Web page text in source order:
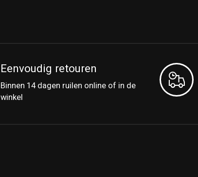
Eenvoudig retouren
Binnen 14 dagen ruilen online of in de
winkel